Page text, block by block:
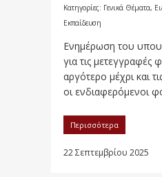
Κατηγορίες: Γενικά Θέματα,
Εκπαίδευση
Ενημέρωση του
για τις μετεγγραφές
αργότερο μέχρι και
οι ενδιαφερόμενοι
Περισσότερα
22 Σεπτεμβρίου 2025